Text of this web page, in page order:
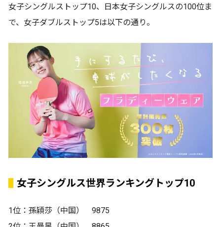
女子シングルストップ10、日本女子シングルスの100位ま
で、女子ダブルストップ5は以下の通り。
女子シングルス世界ランキングトップ10
1位：孫穎莎（中国） 9875